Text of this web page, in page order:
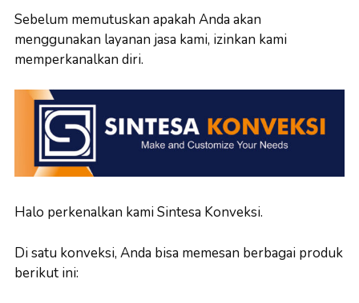
Sebelum memutuskan apakah Anda akan
menggunakan layanan jasa kami, izinkan kami
memperkanalkan diri.
Halo perkenalkan kami Sintesa Konveksi.
Di satu konveksi, Anda bisa memesan berbagai produk
berikut ini: